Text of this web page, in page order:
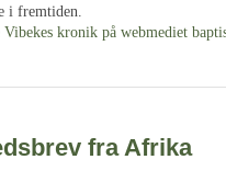
i fremtiden.
kronik på webmediet
fra Afrika